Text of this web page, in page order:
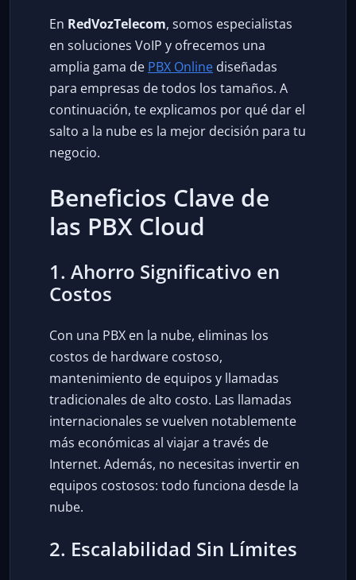
En RedVozTelecom, somos especialistas
en soluciones VoIP y ofrecemos una
amplia gama de PBX Online diseñadas
para empresas de todos los tamaños. A
continuación, te explicamos por qué dar el
salto a la nube es la mejor decisión para tu
negocio.
Beneficios Clave de
las PBX Cloud
1. Ahorro Significativo en
Costos
Con una PBX en la nube, eliminas los
costos de hardware costoso,
mantenimiento de equipos y llamadas
tradicionales de alto costo. Las llamadas
internacionales se vuelven notablemente
más económicas al viajar a través de
Internet. Además, no necesitas invertir en
equipos costosos: todo funciona desde la
nube.
2. Escalabilidad Sin Límites